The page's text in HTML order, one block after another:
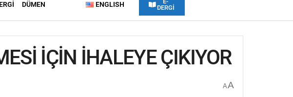
DÜMEN ENGLISH
DERGİ
İÇİN İHALEYE ÇIKIYOR
AA